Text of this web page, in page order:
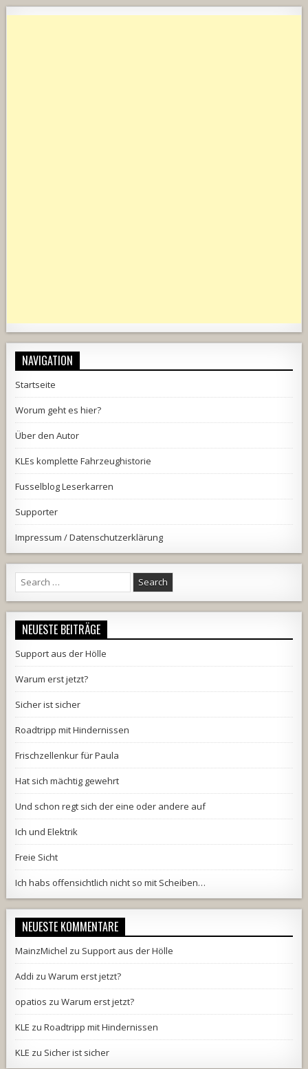
NAVIGATION
Startseite
Worum geht es hier?
Über den Autor
KLEs komplette Fahrzeughistorie
Fusselblog Leserkarren
Supporter
Impressum / Datenschutzerklärung
Search
for:
NEUESTE BEITRÄGE
Support aus der Hölle
Warum erst jetzt?
Sicher ist sicher
Roadtripp mit Hindernissen
Frischzellenkur für Paula
Hat sich mächtig gewehrt
Und schon regt sich der eine oder andere auf
Ich und Elektrik
Freie Sicht
Ich habs offensichtlich nicht so mit Scheiben…
NEUESTE KOMMENTARE
MainzMichel zu Support aus der Hölle
Addi zuWarum erst jetzt?
opatios zuWarum erst jetzt?
KLE zuRoadtripp mit Hindernissen
KLE zu Sicher ist sicher